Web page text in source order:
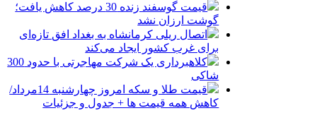
قیمت گوسفند زنده 30 درصد کاهش یافت؛
گوشت ارزان نشد
اتصال ریلی کرمانشاه به بغداد افق تازه‌ای
برای غرب کشور ایجاد می‌کند
کلاهبرداری یک شرکت مهاجرتی با حدود 300
شاکی
قیمت طلا و سکه امروز چهارشنبه 14مرداد/
کاهش همه قیمت ها + جدول و جزئیات